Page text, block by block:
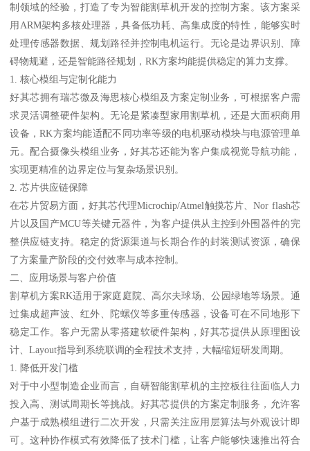
制领域的经验，打造了专为智能割草机开发的控制方案。该方案采
用ARM架构多核处理器，具备低功耗、高集成度的特性，能够实时
处理传感器数据、规划路径并控制电机运行。无论是边界识别、障
碍物规避，还是智能路径规划，RK方案均能提供稳定的算力支撑。
1. 核心模组与定制化能力
好其芯拥有瑞芯微及海思核心模组及方案定制业务，可根据客户需
求灵活调整硬件架构。无论是紧凑型家用割草机，还是大面积商用
设备，RK方案均能适配不同功率等级的电机驱动模块与电源管理单
元。配合摄像头模组业务，好其芯还能为客户集成视觉导航功能，
实现更精准的边界定位与复杂场景识别。
2. 芯片供应链保障
在芯片贸易方面，好其芯代理Microchip/Atmel触摸芯片、Nor flash芯
片以及国产MCU等关键元器件，为客户提供从主控到外围器件的完
整供应链支持。稳定的货源渠道与长期合作的封装测试资源，确保
了方案量产阶段的交付效率与成本控制。
二、应用场景与客户价值
割草机方案RK适用于家庭庭院、高尔夫球场、公园绿地等场景。通
过集成超声波、红外、陀螺仪等多重传感器，设备可在不同地形下
稳定工作。客户无需从零搭建软硬件架构，好其芯提供从原理图设
计、Layout指导到系统联调的全程技术支持，大幅缩短研发周期。
1. 降低开发门槛
对于中小型制造企业而言，自研智能割草机的主控板往往面临人力
投入高、测试周期长等挑战。好其芯提供的方案定制服务，允许客
户基于成熟模组进行二次开发，只需关注应用层算法与外观设计即
可。这种协作模式有效降低了技术门槛，让客户能够快速推出符合